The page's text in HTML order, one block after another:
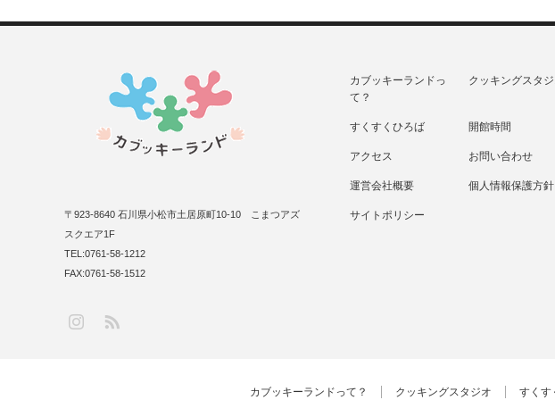
カブッキーランドっ
て？
クッキングスタ
すくすくひろば 開館時間
アクセス お問い合わせ
運営会社概要 個人情報保護方針
サイトポリシー
〒923-8640 石川県小松市土居原町10-10 こまつアズ
スクエア1F
TEL:0761-58-1212
FAX:0761-58-1512
Instagram
カブッキーランドって？ クッキングスタジオ すくす